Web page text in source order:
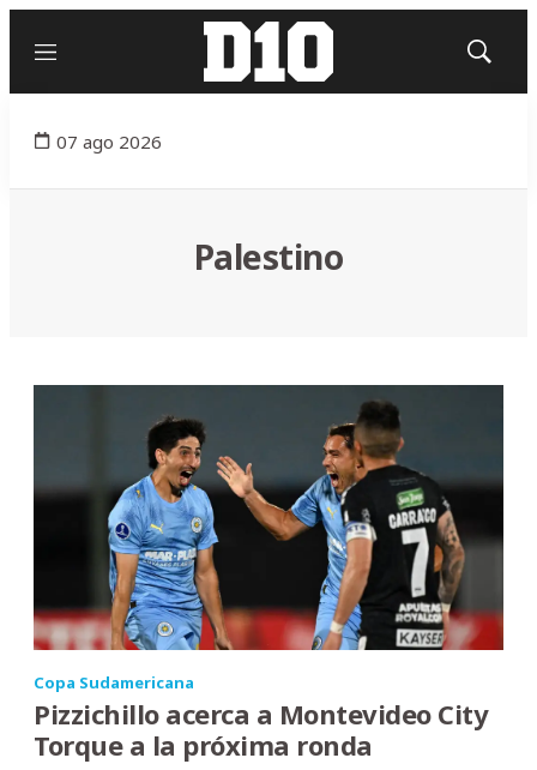
Menú
Mostrar
07 ago 2026
Palestino
Copa Sudamericana
Pizzichillo acerca a Montevideo City
Torque a la próxima ronda